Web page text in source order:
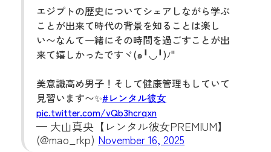
エジプトの歴史についてシェアしながら学ぶ
ことが出来て時代の背景を知ることは楽し
い〜なんて一緒にその時間を過ごすことが出
来て嬉しかったですヾ(๑╹◡╹)ﾉ"
美意識高め男子！そして健康管理もしていて
見習います〜✨#レンタル彼女
pic.twitter.com/vQb3hcrqxn
— 大山真央‎【レンタル彼女PREMIUM】
(@mao_rkp) November 16, 2025